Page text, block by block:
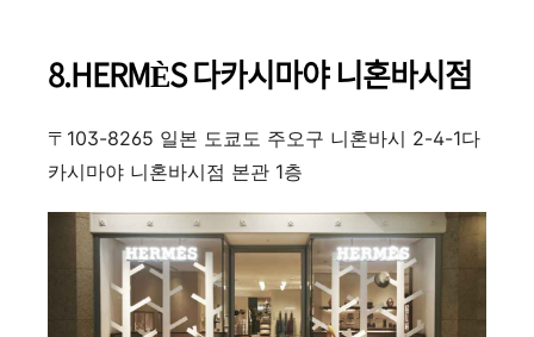
8.HERMÈS 다카시마야 니혼바시점
〒103-8265 일본 도쿄도 주오구 니혼바시 2-4-1다
카시마야 니혼바시점 본관 1층